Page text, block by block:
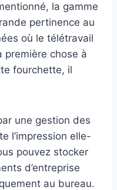
la gamme
pertinence au
où le télétravail
première chose à
fourchette, il
une gestion des
l’impression elle-
pouvez stocker
d’entreprise
au bureau.